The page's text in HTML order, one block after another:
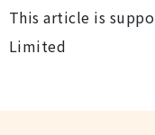
This article is
Limited